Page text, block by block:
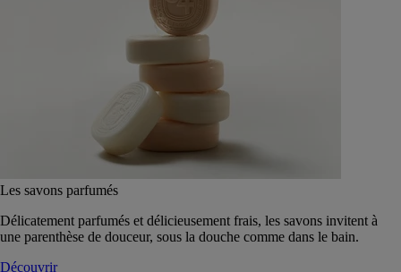
Les savons parfumés
Délicatement parfumés et délicieusement frais, les savons invitent à
une parenthèse de douceur, sous la douche comme dans le bain.
Découvrir